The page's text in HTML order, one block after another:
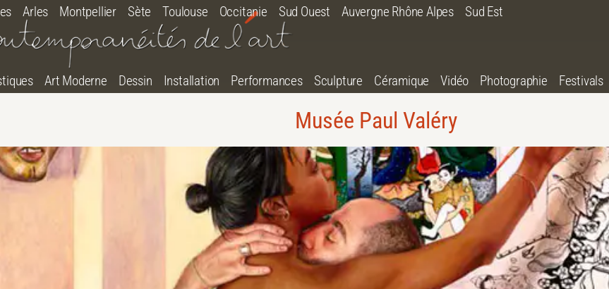
Arles Montpellier Sète Toulouse Occitanie Sud Ouest Auvergne Rhône Alpes Sud Est
Art Moderne Dessin Installation Performances Sculpture Céramique Vidéo Photographie Festivals
Musée Paul Valéry